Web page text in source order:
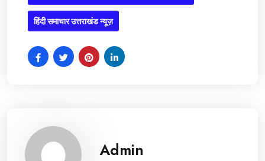
हिंदी समाचार उत्तराखंड न्यूज़
Admin